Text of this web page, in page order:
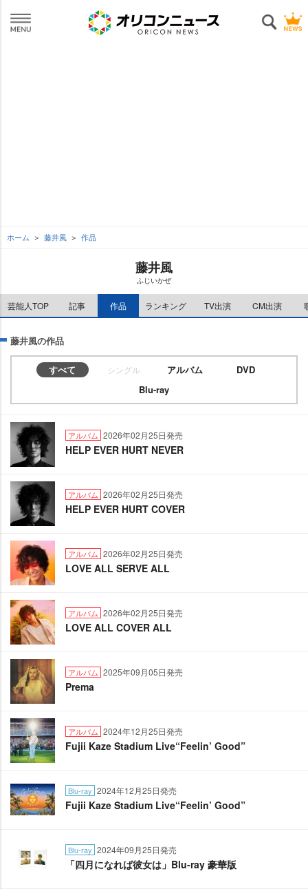
ホーム 藤井風 作品
藤井風
ふじいかぜ
芸能人TOP 記事 作品 ランキング TV出演 CM出演
藤井風の作品
すべて シングル アルバム
DVD
Blu-ray
アルバム 2026年02月25日発売
HELP EVER HURT NEVER
アルバム 2026年02月25日発売
HELP EVER HURT COVER
アルバム 2026年02月25日発売
LOVE ALL SERVE ALL
アルバム 2026年02月25日発売
LOVE ALL COVER ALL
アルバム 2025年09月05日発売
Prema
アルバム 2024年12月25日発売
Fujii Kaze Stadium Live“Feelin’ Good”
Blu-ray 2024年12月25日発売
Fujii Kaze Stadium Live“Feelin’ Good”
Blu-ray 2024年09月25日発売
「四月になれば彼女は」Blu-ray 豪華版